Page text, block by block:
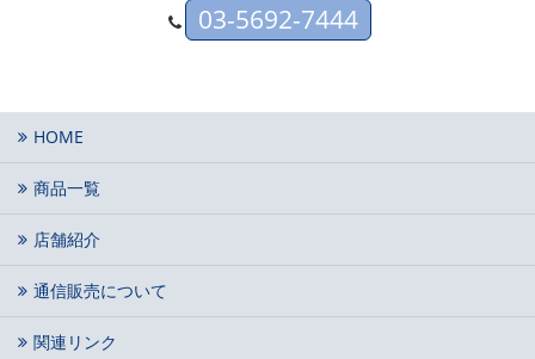
03-5692-7444
HOME
商品一覧
店舗紹介
通信販売について
関連リンク